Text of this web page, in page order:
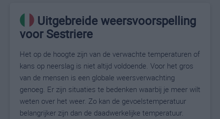
Uitgebreide weersvoorspelling
voor Sestriere
Het op de hoogte zijn van de verwachte temperaturen of
kans op neerslag is niet altijd voldoende. Voor het gros
van de mensen is een globale weersverwachting
genoeg. Er zijn situaties te bedenken waarbij je meer wilt
weten over het weer. Zo kan de gevoelstemperatuur
belangrijker zijn dan de daadwerkelijke temperatuur.